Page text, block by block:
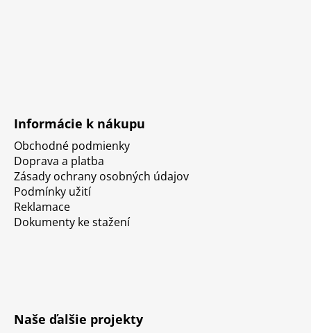
Informácie k nákupu
Obchodné podmienky
Doprava a platba
Zásady ochrany osobných údajov
Podmínky užití
Reklamace
Dokumenty ke stažení
Naše ďalšie projekty